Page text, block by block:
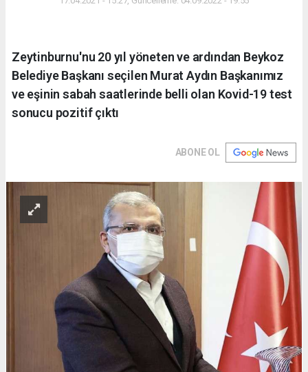
Zeytinburnu'nu 20 yıl yöneten ve ardından Beykoz
Belediye Başkanı seçilen Murat Aydın Başkanımız
ve eşinin sabah saatlerinde belli olan Kovid-19 test
sonucu pozitif çıktı
ABONE OL